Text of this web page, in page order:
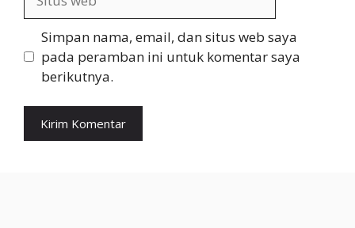
web
Simpan nama, email, dan situs web saya
pada peramban ini untuk komentar saya
berikutnya.